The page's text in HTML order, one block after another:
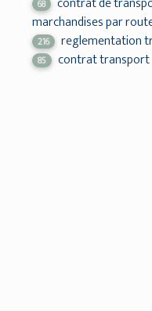
68
marchandises par
216 reglementation
85 contrat